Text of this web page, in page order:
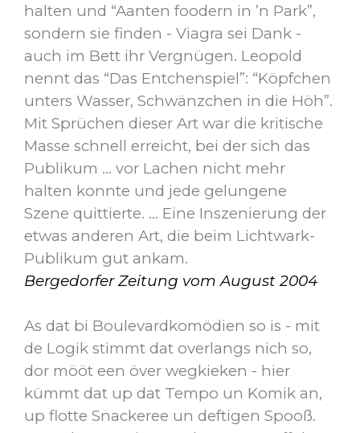
halten und “Aanten foodern in ’n Park”,
sondern sie finden - Viagra sei Dank -
auch im Bett ihr Vergnügen. Leopold
nennt das “Das Entchenspiel”: “Köpfchen
unters Wasser, Schwänzchen in die Höh”.
Mit Sprüchen dieser Art war die kritische
Masse schnell erreicht, bei der sich das
Publikum ... vor Lachen nicht mehr
halten konnte und jede gelungene
Szene quittierte. ... Eine Inszenierung der
etwas anderen Art, die beim Lichtwark-
Publikum gut ankam.
Bergedorfer Zeitung vom August 2004
As dat bi Boulevardkomödien so is - mit
de Logik stimmt dat overlangs nich so,
dor mööt een över wegkieken - hier
kümmt dat up dat Tempo un Komik an,
up flotte Snackeree un deftigen Spooß.